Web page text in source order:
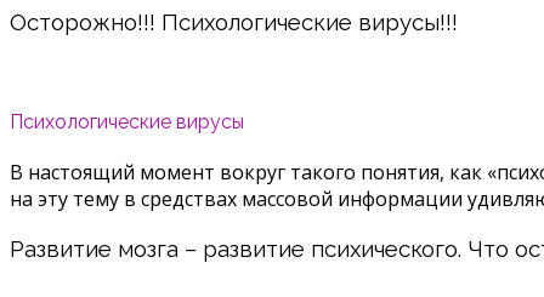
Осторожно!!! Психологические вирусы!!!
Психологические вирусы
В настоящий момент вокруг такого понятия, как
на эту тему в средствах массовой информации
Развитие мозга – развитие психического. Что